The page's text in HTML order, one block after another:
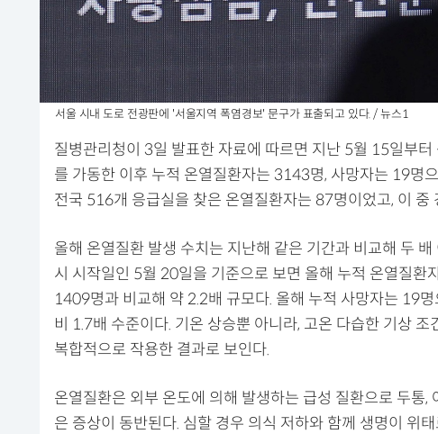
서울 시내 도로 전광판에 '서울지역 폭염경보' 문구가 표출되고 있다. / 뉴스1
질병관리청이 3일 발표한 자료에 따르면 지난 5월 15일부터
를 가동한 이후 누적 온열질환자는 3143명, 사망자는 19명
전국 516개 응급실을 찾은 온열질환자는 87명이었고, 이 중
올해 온열질환 발생 수치는 지난해 같은 기간과 비교해 두
시 시작일인 5월 20일을 기준으로 보면 올해 누적 온열질환
1409명과 비교해 약 2.2배 규모다. 올해 누적 사망자는 19
비 1.7배 수준이다. 기온 상승뿐 아니라, 고온 다습한 기상 조
복합적으로 작용한 결과로 보인다.
온열질환은 외부 온도에 의해 발생하는 급성 질환으로 두통,
은 증상이 동반된다. 심할 경우 의식 저하와 함께 생명이 위